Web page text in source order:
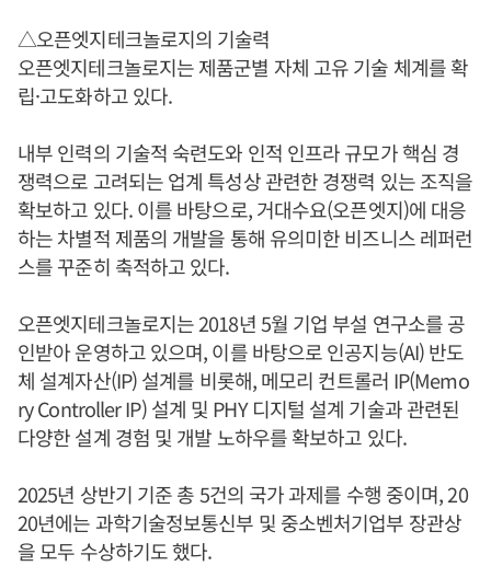
△오픈엣지테크놀로지의 기술력
오픈엣지테크놀로지는 제품군별 자체 고유 기술 체계를 확
립·고도화하고 있다.
내부 인력의 기술적 숙련도와 인적 인프라 규모가 핵심 경
쟁력으로 고려되는 업계 특성상 관련한 경쟁력 있는 조직을
확보하고 있다. 이를 바탕으로, 거대수요(오픈엣지)에 대응
하는 차별적 제품의 개발을 통해 유의미한 비즈니스 레퍼런
스를 꾸준히 축적하고 있다.
오픈엣지테크놀로지는 2018년 5월 기업 부설 연구소를 공
인받아 운영하고 있으며, 이를 바탕으로 인공지능(AI) 반도
체 설계자산(IP) 설계를 비롯해, 메모리 컨트롤러 IP(Memo
ry Controller IP) 설계 및 PHY 디지털 설계 기술과 관련된
다양한 설계 경험 및 개발 노하우를 확보하고 있다.
2025년 상반기 기준 총 5건의 국가 과제를 수행 중이며, 20
20년에는 과학기술정보통신부 및 중소벤처기업부 장관상
을 모두 수상하기도 했다.